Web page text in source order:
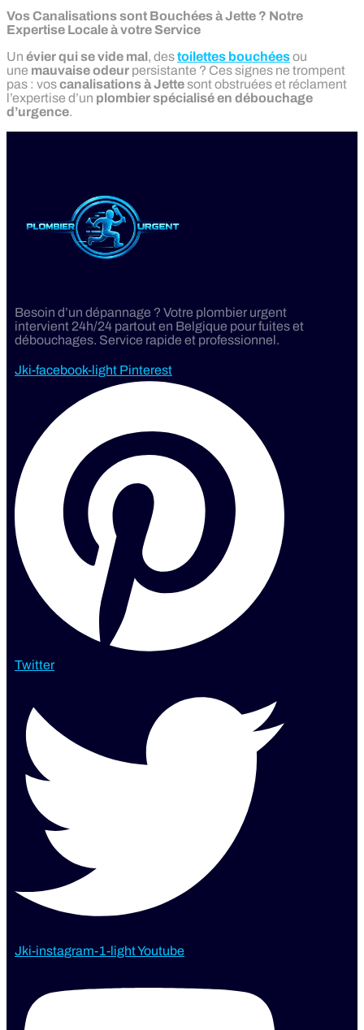
Vos Canalisations sont Bouchées à Jette ? Notre
Expertise Locale à votre Service
Un évier qui se vide mal, destoilettes bouchéesou
une mauvaise odeur persistante ? Ces signes ne trompent
pas : voscanalisations à Jettesont obstruées et réclament
l’expertise d’un plombier spécialisé en débouchage
d’urgence.
Besoin d’un dépannage ? Votre plombier urgent
intervient 24h/24 partout en Belgique pour fuites et
débouchages. Service rapide et professionnel.
Jki-facebook-light Pinterest
Twitter
Jki-instagram-1-lightYoutube